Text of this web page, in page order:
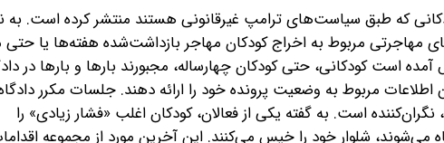
که طبق سیاست‌های ترامپ غیرقانونی هستند منتشر کرده است. به
مهاجرتی مربوط به اخراج کودکان مهاجر بازداشت‌شده هفته‌ها یا حتی
است کودکانی، حتی کودکان چهارساله، مجبورند بارها و بارها در
مربوط به وضعیت پرونده خود را ارائه دهند. جلسات مکرر
است. به گفته یکی از فعالان، کودکان اغلب «فشار زیادی» را
می‌شوند، شلوار خود را خیس می‌کنند. این آخرین مورد از مجموعه‌